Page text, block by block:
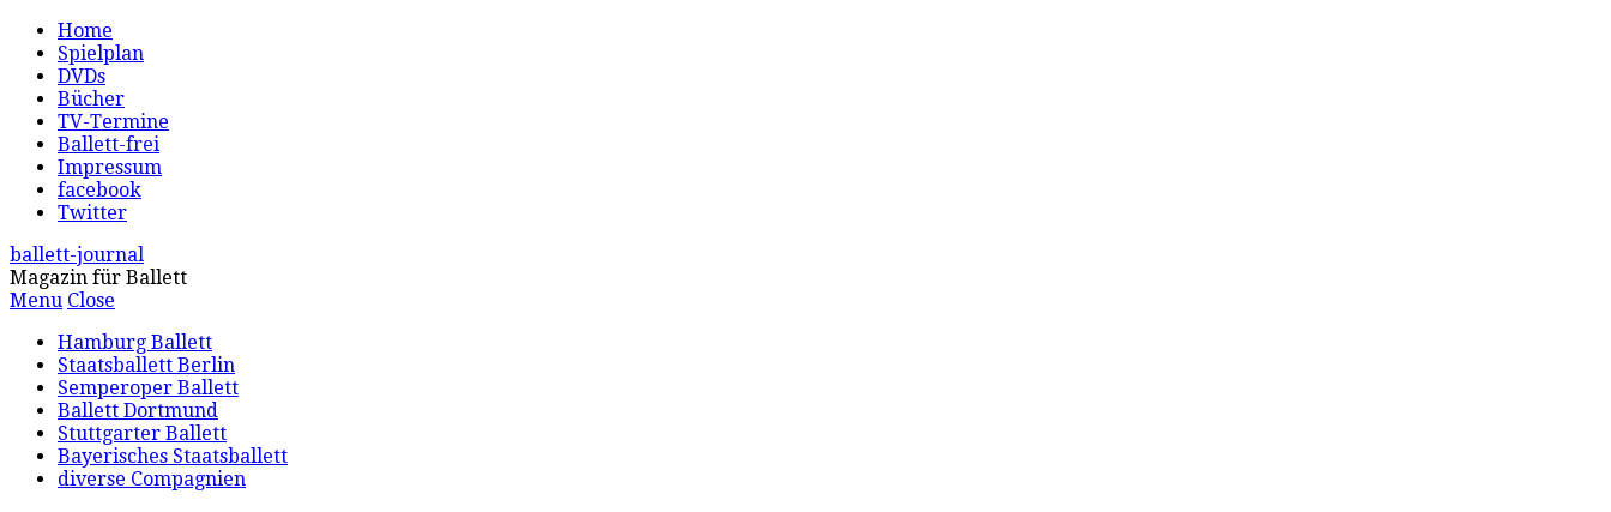
Home
Spielplan
DVDs
Bücher
TV-Termine
Ballett-frei
Impressum
facebook
Twitter
ballett-journal
Magazin für Ballett
Menu Close
Hamburg Ballett
Staatsballett Berlin
Semperoper Ballett
Ballett Dortmund
Stuttgarter Ballett
Bayerisches Staatsballett
diverse Compagnien